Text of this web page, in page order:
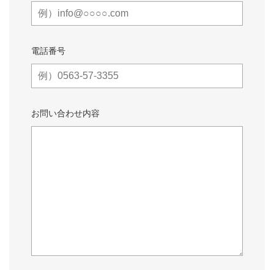
電話番号
お問い合わせ内容